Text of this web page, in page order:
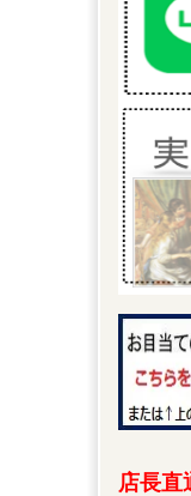
店長直